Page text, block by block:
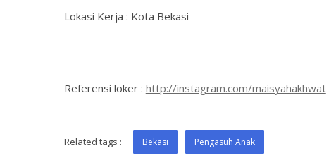
Lokasi Kerja : Kota Bekasi
Referensi loker : http://instagram.com/maisyahakhwat
Related tags : Bekasi Pengasuh Anak